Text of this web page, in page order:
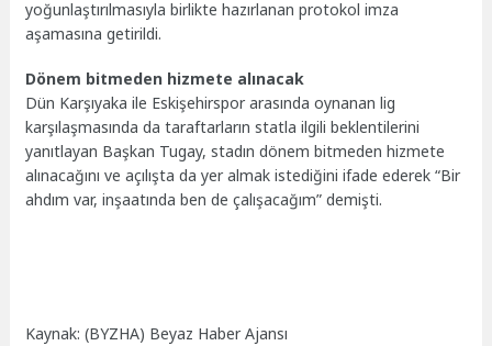
yoğunlaştırılmasıyla birlikte hazırlanan protokol imza
aşamasına getirildi.
Dönem bitmeden hizmete alınacak
Dün Karşıyaka ile Eskişehirspor arasında oynanan lig
karşılaşmasında da taraftarların statla ilgili beklentilerini
yanıtlayan Başkan Tugay, stadın dönem bitmeden hizmete
alınacağını ve açılışta da yer almak istediğini ifade ederek “Bir
ahdım var, inşaatında ben de çalışacağım” demişti.
Kaynak: (BYZHA) Beyaz Haber Ajansı